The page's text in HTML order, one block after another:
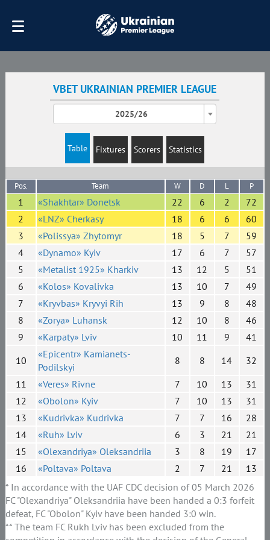
VBET UKRAINIAN PREMIER LEAGUE
2025/26
Table Fixtures Scorers Statistics
Pos. Team W D L P
1 «Shakhtar» Donetsk 22 6 2
72
2
«LNZ» Cherkasy 18 6 6
60
3
«Polissya» Zhytomyr 18 5 7
59
4
«Dynamo» Kyiv 17 6 7
57
5
«Metalist 1925» Kharkiv 13 12 5
51
6
«Kolos» Kovalivka 13 10 7
49
7
«Kryvbas» Kryvyi Rih 13 9 8
48
8
«Zorya» Luhansk 12 10 8
46
9
«Karpaty» Lviv 10 11 9
41
10
«Epicentr» Kamianets-
Podilskyi
8 8 14
32
11
«Veres» Rivne 7 10 13
31
12
«Obolon» Kyiv 7 10 13
31
13
«Kudrivka» Kudrivka 7 7 16
28
14
«Ruh» Lviv 6 3 21
21
15
«Olexandriya» Oleksandriia 3 8 19
17
16
«Poltava» Poltava 2 7 21
13
* In accordance with the UAF CDC decision of 05 March 2026
FC "Olexandriya" Oleksandriia have been handed a 0:3 forfeit
defeat, FC "Obolon" Kyiv have been handed 3:0 win.
** The team FC Rukh Lviv has been excluded from the